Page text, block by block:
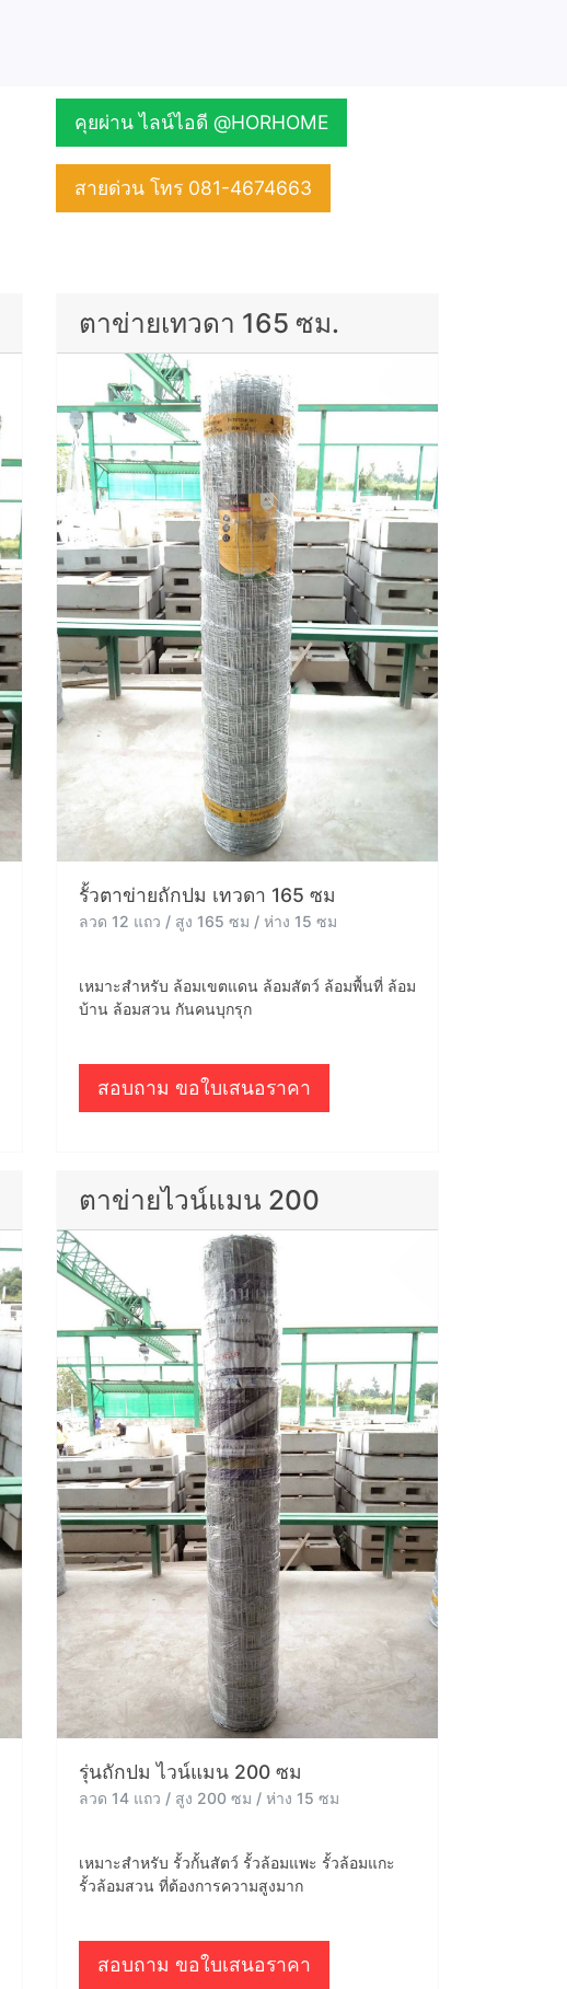
คุยผ่าน ไลน์ไอดี @HORHOME
สายด่วน โทร 081-4674663
ตาข่ายเทวดา 165 ซม.
รั้วตาข่ายถักปม เทวดา 165 ซม
ลวด 12 แถว / สูง 165 ซม / ห่าง 15 ซม
เหมาะสำหรับ ล้อมเขตแดน ล้อมสัตว์ ล้อมพื้นที่ ล้อม
บ้าน ล้อมสวน กันคนบุกรุก
สอบถาม ขอใบเสนอราคา
ตาข่ายไวน์แมน 200
รุ่นถักปม ไวน์แมน 200 ซม
ลวด 14 แถว / สูง 200 ซม / ห่าง 15 ซม
เหมาะสำหรับ รั้วกั้นสัตว์ รั้วล้อมแพะ รั้วล้อมแกะ
รั้วล้อมสวน ที่ต้องการความสูงมาก
สอบถาม ขอใบเสนอราคา